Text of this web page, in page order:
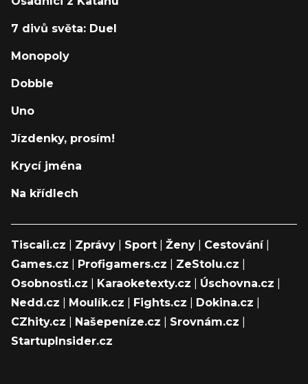
7 divů světa: Duel
Monopoly
Dobble
Uno
Jízdenky, prosím!
Krycí jména
Na křídlech
Tiscali.cz Zprávy Sport Ženy Cestování|
Games.cz
Profigamers.cz ZeStolu.cz
Osobnosti.cz
Karaoketexty.cz Úschovna.cz
Nedd.cz
Moulík.cz Fights.cz Dokina.cz
CZhity.cz
Našepeníze.cz Srovnám.cz
StartupInsider.cz